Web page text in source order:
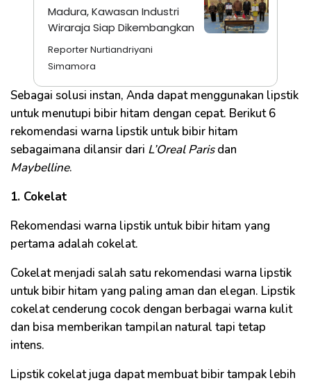
Madura, Kawasan Industri
Wiraraja Siap Dikembangkan
Reporter Nurtiandriyani
Simamora
Sebagai solusi instan, Anda dapat menggunakan lipstik
untuk menutupi bibir hitam dengan cepat. Berikut 6
rekomendasi warna lipstik untuk bibir hitam
sebagaimana dilansir dari L’Oreal Parisdan
Maybelline.
1. Cokelat
Rekomendasi warna lipstik untuk bibir hitam yang
pertama adalah cokelat.
Cokelat menjadi salah satu rekomendasi warna lipstik
untuk bibir hitam yang paling aman dan elegan. Lipstik
cokelat cenderung cocok dengan berbagai warna kulit
dan bisa memberikan tampilan natural tapi tetap
intens.
Lipstik cokelat juga dapat membuat bibir tampak lebih